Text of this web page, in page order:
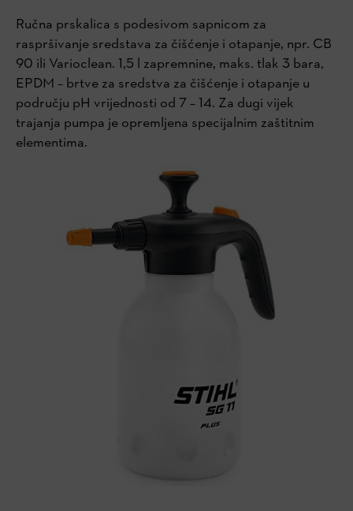
Ručna prskalica s podesivom sapnicom za
raspršivanje sredstava za čišćenje i otapanje, npr. CB
90 ili Varioclean. 1,5 l zapremnine, maks. tlak 3 bara,
EPDM – brtve za sredstva za čišćenje i otapanje u
području pH vrijednosti od 7 – 14. Za dugi vijek
trajanja pumpa je opremljena specijalnim zaštitnim
elementima.